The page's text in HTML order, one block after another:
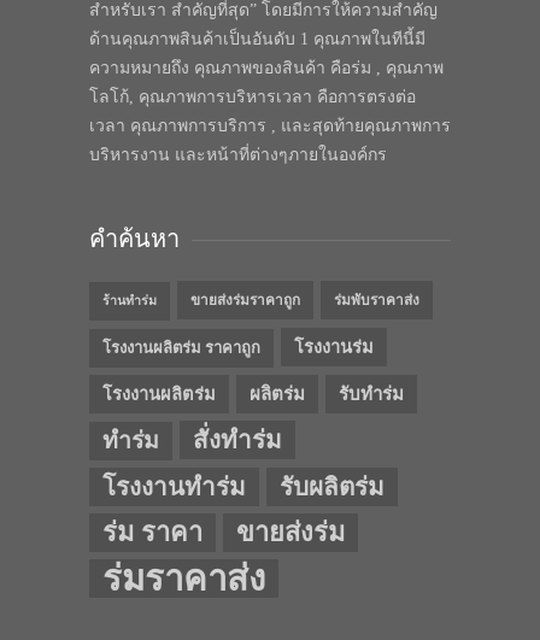
สำหรับเรา สำคัญที่สุด” โดยมีการให้ความสำคัญ
ด้านคุณภาพสินค้าเป็นอันดับ 1 คุณภาพในทีนี้มี
ความหมายถึง คุณภาพของสินค้า คือร่ม , คุณภาพ
โลโก้, คุณภาพการบริหารเวลา คือการตรงต่อ
เวลา คุณภาพการบริการ , และสุดท้ายคุณภาพการ
บริหารงาน และหน้าที่ต่างๆภายในองค์กร
คำค้นหา
ร้านทำร่ม ขายส่งร่มราคาถูก ร่มพับราคาส่ง
โรงงานผลิตร่ม ราคาถูก โรงงานร่ม
โรงงานผลิตร่ม ผลิตร่ม รับทำร่ม
ทำร่ม
สั่งทำร่ม
โรงงานทำร่ม
รับผลิตร่ม
ร่ม ราคา ขายส่งร่ม
ร่มราคาส่ง